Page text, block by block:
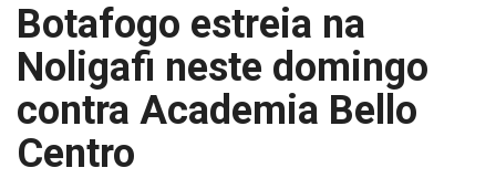
Botafogo estreia na
Noligafi neste domingo
contra Academia Bello
Centro